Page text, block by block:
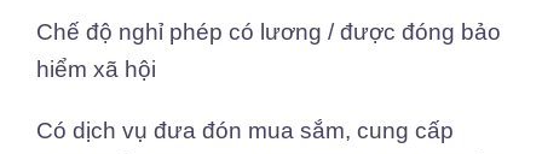
Chế độ nghỉ phép có lương / được đóng bảo
hiểm xã hội
Có dịch vụ đưa đón mua sắm, cung cấp